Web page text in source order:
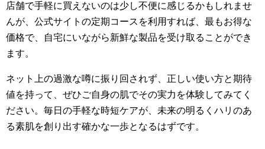
店舗で手軽に買えないのは少し不便に感じるかもしれませ
んが、公式サイトの定期コースを利用すれば、最もお得な
価格で、自宅にいながら新鮮な製品を受け取ることができ
ます。
ネット上の過激な噂に振り回されず、正しい使い方と期待
値を持って、ぜひご自身の肌でその実力を体験してみてく
ださい。毎日の手軽な時短ケアが、未来の明るくハリのあ
る素肌を創り出す確かな一歩となるはずです。